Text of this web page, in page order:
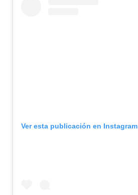
Ver esta publicación en Instagram